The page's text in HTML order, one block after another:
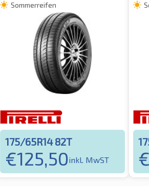
Sommerreifen
175/65R14 82T
€125,50inkl. MwST €